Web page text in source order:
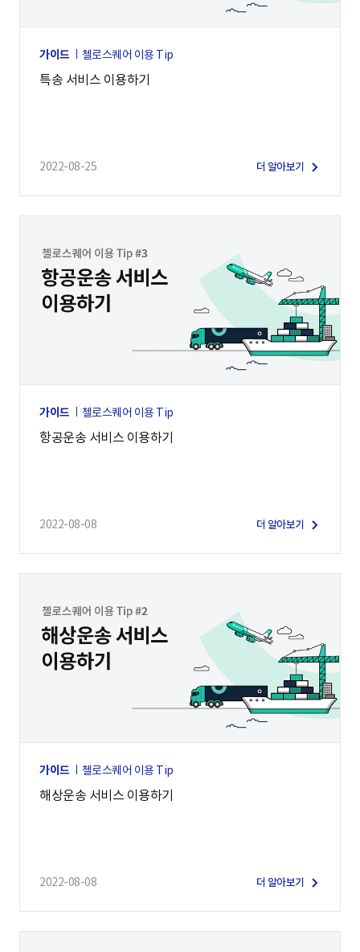
가이드 첼로스퀘어 이용 Tip
특송 서비스 이용하기
2022-08-25 더 알아보기
가이드 첼로스퀘어 이용 Tip
항공운송 서비스 이용하기
2022-08-08 더 알아보기
가이드 첼로스퀘어 이용 Tip
해상운송 서비스 이용하기
2022-08-08 더 알아보기